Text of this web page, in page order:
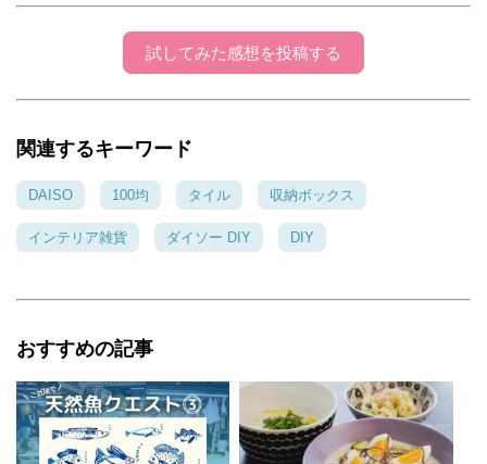
済的なんですよー ケースも頑張りましたー♪販
売しちゃおっかなー😆 私もベロリッチさんのギ
ュギュッとグラスで浅漬けやってますよ❣️ あれ
くさん種類が出来て助かってます❗️
試してみた感想を投稿する
関連するキーワード
DAISO 100均 タイル 収納ボックス
インテリア雑貨 ダイソー DIY DIY
おすすめの記事